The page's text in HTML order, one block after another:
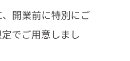
開業前に特別にご
でご用意しまし